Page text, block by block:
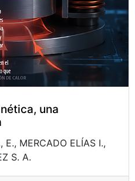
una
E., MERCADO ELÍAS I.,
S. A.